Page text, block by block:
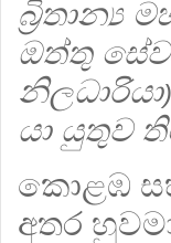
බ්‍රිතාන්‍ය
ඔත්තු
නිලධාරියා)
යා යුතුව
කොළඹ
අතර